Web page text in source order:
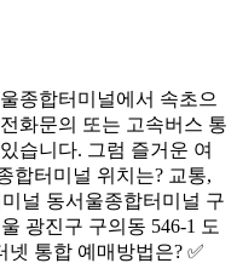
종합터미널에서 속초으
화문의 또는 고속버스 통
습니다. 그럼 즐거운 여
합터미널 위치는? 교통,
널 동서울종합터미널 구
광진구 구의동 546-1 도
넷 통합 예매방법은? ✅